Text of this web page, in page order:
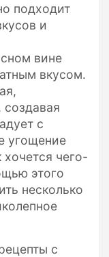
подходит
и
вине
вкусом.
создавая
с
угощение
чего-
этого
несколько
с